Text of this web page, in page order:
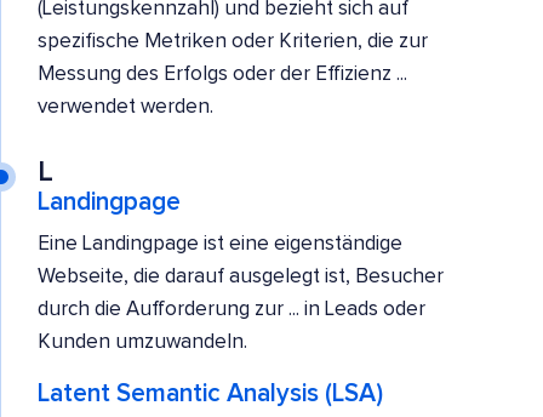
(Leistungskennzahl) und bezieht sich auf
spezifische Metriken oder Kriterien, die zur
Messung des Erfolgs oder der Effizienz ...
verwendet werden.
L
Landingpage
Eine Landingpage ist eine eigenständige
Webseite, die darauf ausgelegt ist, Besucher
durch die Aufforderung zur ... in Leads oder
Kunden umzuwandeln.
Latent Semantic Analysis (LSA)